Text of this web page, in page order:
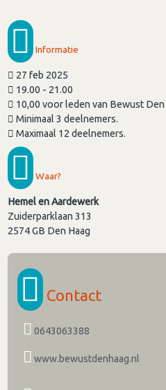
Informatie
27 feb 2025
19.00 - 21.00
10,00 voor leden van Bewust Den
Minimaal 3 deelnemers.
Maximaal 12 deelnemers.
Waar?
Hemel en Aardewerk
Zuiderparklaan 313
2574 GB Den Haag
Contact
0643063388
www.bewustdenhaag.nl